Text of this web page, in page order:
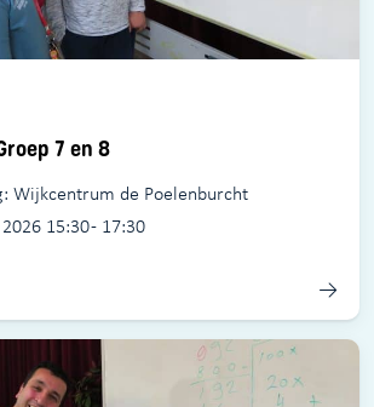
7 en 8
Wijkcentrum de Poelenburcht
15:30 - 17:30